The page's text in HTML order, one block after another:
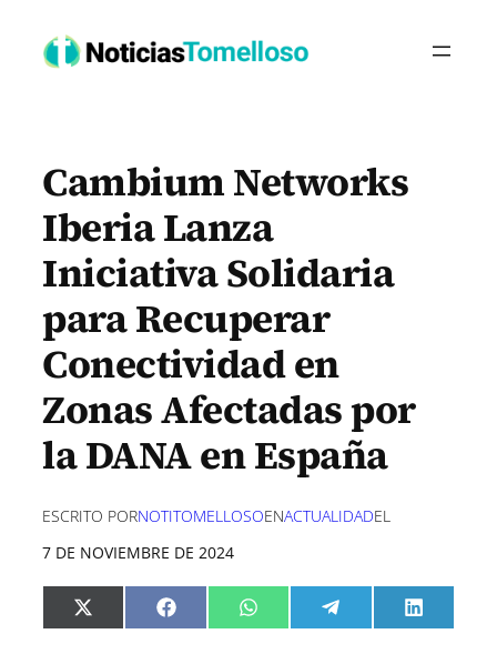
contenido
Cambium Networks
Iberia Lanza
Iniciativa Solidaria
para Recuperar
Conectividad en
Zonas Afectadas por
la DANA en España
ESCRITO PORNOTITOMELLOSOENACTUALIDADEL
7 DE NOVIEMBRE DE 2024
C
o
X
(
C
o
F
a
C
o
W
h
C
o
e
C
o
L
i